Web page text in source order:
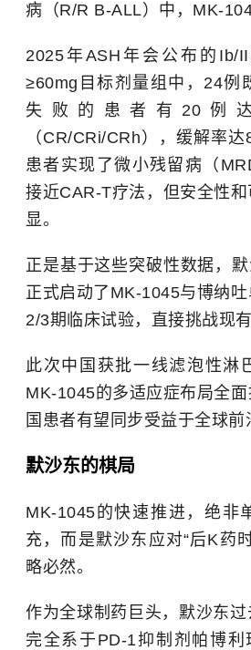
病（R/R B-ALL）中，MK-
2025年ASH年会公布的Ib/
≥60mg目标剂量组中，24例
失败的患者有20例
（CR/CRi/CRh），缓解率
患者实现了微小残留病（
接近CAR-T疗法，但安全性
显。
正是基于这些突破性数据，
正式启动了MK-1045与博纳
2/3期临床试验，直接挑战现有
此次中国获批一线滤泡性淋
MK-1045的多适应症布局全
国患者有望同步受益于全球前
默沙东的棋局
MK-1045的快速推进，绝非
充，而是默沙东应对“后K药
略必然。
作为全球制药巨头，默沙东
完全系于PD-1抑制剂帕博